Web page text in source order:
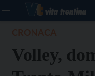
Volley,